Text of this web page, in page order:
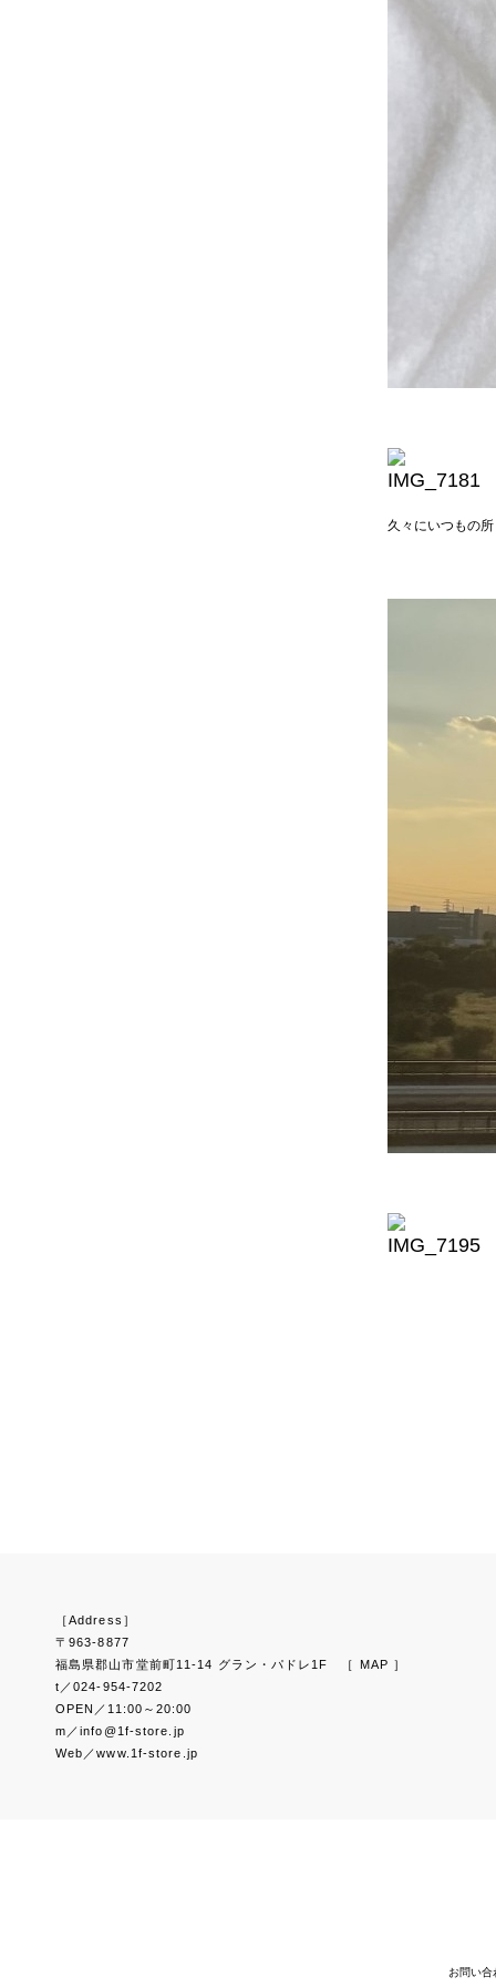
久々にいつもの所
［Address］
〒963-8877
福島県郡山市堂前町11-14 グラン・パドレ1F
［ MAP ］
t／024-954-7202
OPEN／11:00～20:00
m／info@1f-store.jp
Web／www.1f-store.jp
お問い合